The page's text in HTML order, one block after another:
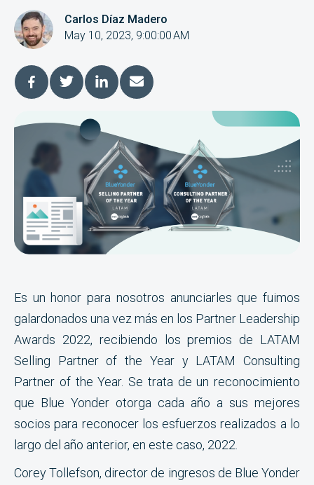
Carlos Díaz Madero
May 10, 2023, 9:00:00 AM
Es un honor para nosotros anunciarles que fuimos
galardonados una vez más en los Partner Leadership
Awards 2022, recibiendo los premios de LATAM
Selling Partner of the Year y LATAM Consulting
Partner of the Year. Se trata de un reconocimiento
que Blue Yonder otorga cada año a sus mejores
socios para reconocer los esfuerzos realizados a lo
largo del año anterior, en este caso, 2022.
Corey Tollefson, director de ingresos de Blue Yonder